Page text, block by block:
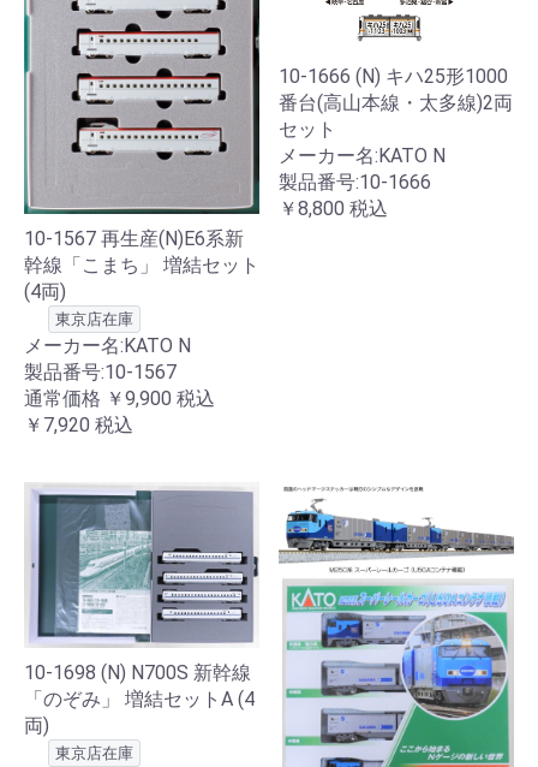
10-1567 再生産(N)E6系新
幹線「こまち」 増結セット
(4両)
東京店在庫
メーカー名:KATO N
製品番号:10-1567
通常価格 ￥9,900 税込
￥7,920 税込
10-1666 (N) キハ25形1000
番台(高山本線・太多線)2両
セット
メーカー名:KATO N
製品番号:10-1666
￥8,800 税込
10-1698 (N) N700S 新幹線
「のぞみ」 増結セットA (4
両)
東京店在庫